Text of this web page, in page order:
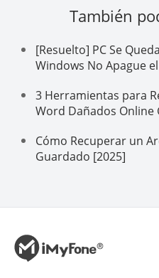
También
[Resuelto] PC Se
Windows No Apague
3 Herramientas para
Word Dañados Online
Cómo Recuperar un
Guardado [2025]